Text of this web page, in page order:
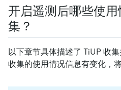
开启遥测后哪些使
集？
以下章节具体描述了 TiUP 收
收集的使用情况信息有变化，